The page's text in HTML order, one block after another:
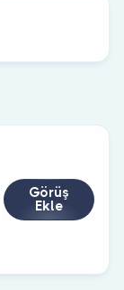
Görüş
Ekle